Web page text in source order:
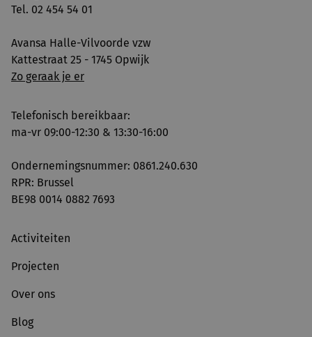
Tel. 02 454 54 01
Avansa Halle-Vilvoorde vzw
Kattestraat 25 - 1745 Opwijk
Zo geraak je er
Telefonisch bereikbaar:
ma-vr 09:00-12:30 & 13:30-16:00
Ondernemingsnummer: 0861.240.630
RPR: Brussel
BE98 0014 0882 7693
Activiteiten
Projecten
Over ons
Blog